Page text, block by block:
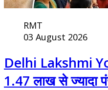
RMT
03 August 2026
Delhi Lakshmi
1.47 लाख से ज्यादा